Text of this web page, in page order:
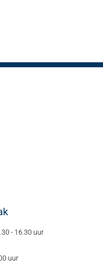
- 16.30 uur
uur